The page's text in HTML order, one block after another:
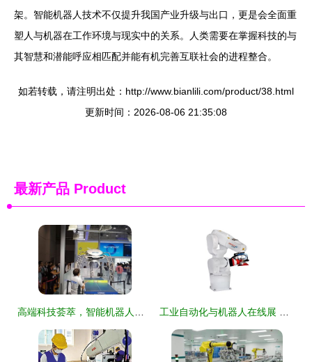
架。智能机器人技术不仅提升我国产业升级与出口，更是会全面重
塑人与机器在工作环境与现实中的关系。人类需要在掌握科技的与
其智慧和潜能呼应相匹配并能有机完善互联社会的进程整合。
如若转载，请注明出处：http://www.bianlili.com/product/38.html
更新时间：2026-08-06 21:35:08
最新产品 Product